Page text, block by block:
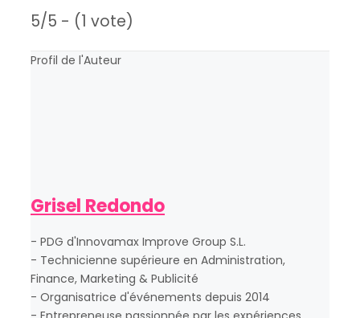
5/5 - (1 vote)
Profil de l'Auteur
Grisel Redondo
- PDG d'Innovamax Improve Group S.L.
- Technicienne supérieure en Administration,
Finance, Marketing & Publicité
- Organisatrice d'événements depuis 2014